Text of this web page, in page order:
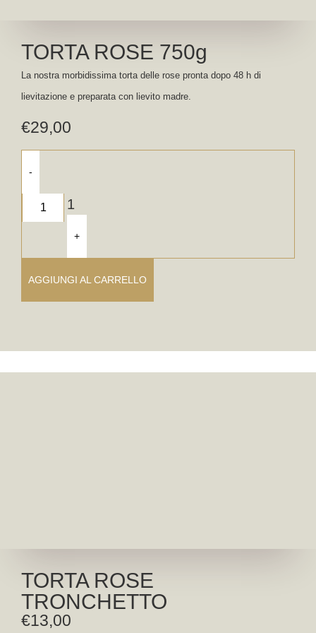
TORTA ROSE 750g
La nostra morbidissima torta delle rose pronta dopo 48 h di
lievitazione e preparata con lievito madre.
€29,00
-
1
+
AGGIUNGI AL CARRELLO
TORTA ROSE
TRONCHETTO
€13,00